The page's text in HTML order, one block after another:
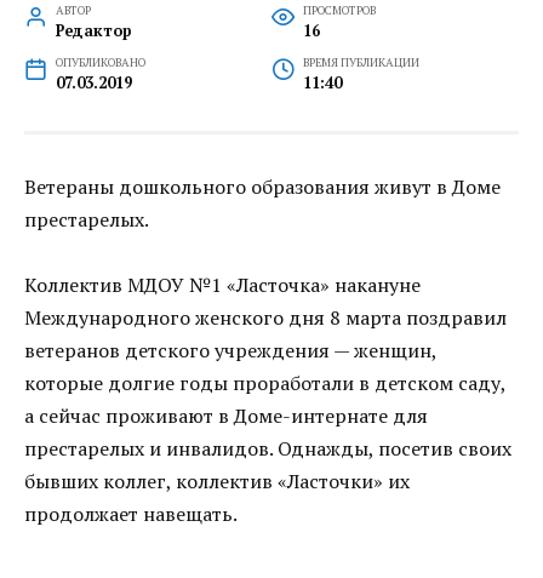
АВТОР
Редактор
ПРОСМОТРОВ
16
ОПУБЛИКОВАНО
07.03.2019
ВРЕМЯ ПУБЛИКАЦИИ
11:40
Ветераны дошкольного образования живут в Доме
престарелых.
Коллектив МДОУ №1 «Ласточка» накануне
Международного женского дня 8 марта поздравил
ветеранов детского учреждения — женщин,
которые долгие годы проработали в детском саду,
а сейчас проживают в Доме-интернате для
престарелых и инвалидов. Однажды, посетив своих
бывших коллег, коллектив «Ласточки» их
продолжает навещать.